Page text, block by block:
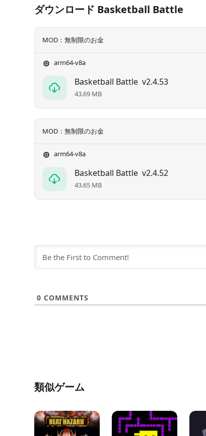
ダウンロード Basketball Battle
MOD：無制限のお金
arm64-v8a
Basketball Battle v2.4.53
43.69 MB
MOD：無制限のお金
arm64-v8a
Basketball Battle v2.4.52
43.65 MB
0 COMMENTS
類似ゲーム